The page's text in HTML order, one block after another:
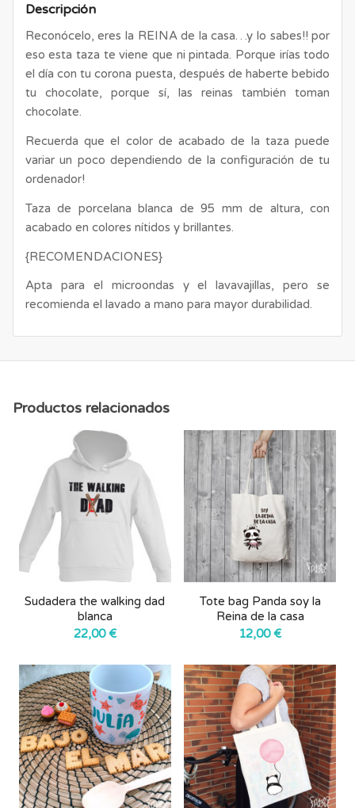
Descripción
Reconócelo, eres la REINA de la casa…y lo sabes!! por
eso esta taza te viene que ni pintada. Porque irías todo
el día con tu corona puesta, después de haberte bebido
tu chocolate, porque sí, las reinas también toman
chocolate.
Recuerda que el color de acabado de la taza puede
variar un poco dependiendo de la configuración de tu
ordenador!
Taza de porcelana blanca de 95 mm de altura, con
acabado en colores nítidos y brillantes.
{RECOMENDACIONES}
Apta para el microondas y el lavavajillas, pero se
recomienda el lavado a mano para mayor durabilidad.
Productos relacionados
Sudadera the walking dad
blanca
22,00€
Tote bag Panda soy la
Reina de la casa
12,00€